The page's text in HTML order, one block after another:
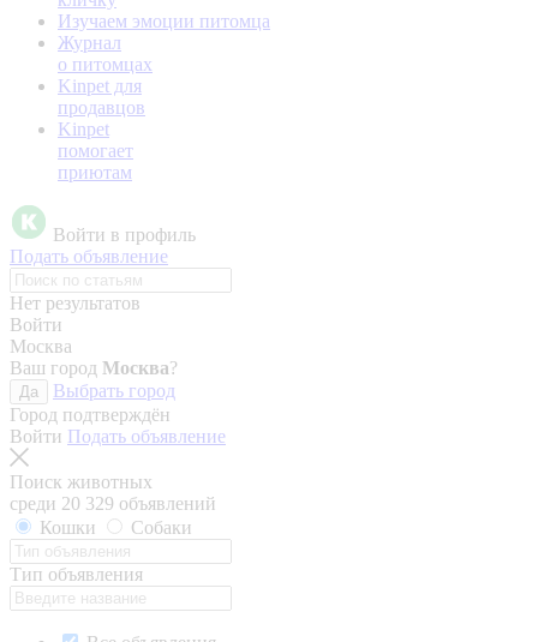
Изучаем эмоции питомца
Журнал
о питомцах
Kinpet для
продавцов
Kinpet
помогает
приютам
Войти в профиль
Подать объявление
Нет результатов
Войти
Москва
Ваш город Москва?
Да
Выбрать город
Город подтверждён
Войти Подать объявление
Поиск животных
среди 20 329 объявлений
Кошки
Собаки
Тип объявления